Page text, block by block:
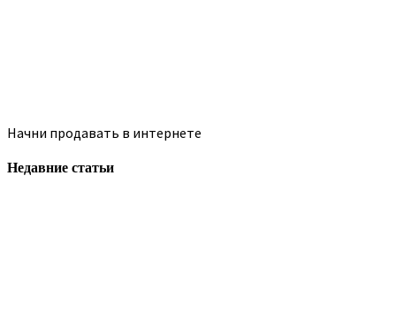
Начни продавать в интернете
Недавние статьи